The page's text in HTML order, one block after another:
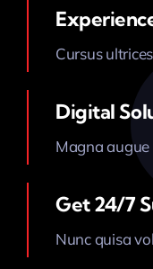
Cursus
Digital
Magna
Get 24/7
Nunc quisa